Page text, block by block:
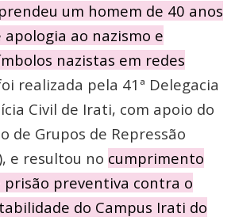
um homem de 40 anos
apologia ao nazismo e
nazistas em redes
realizada pela 41ª Delegacia
Civil de Irati, com apoio do
de Grupos de Repressão
e resultou no cumprimento
prisão preventiva contra o
do Campus Irati do